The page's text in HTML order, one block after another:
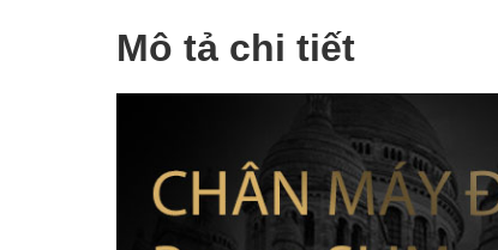
Mô tả chi tiết